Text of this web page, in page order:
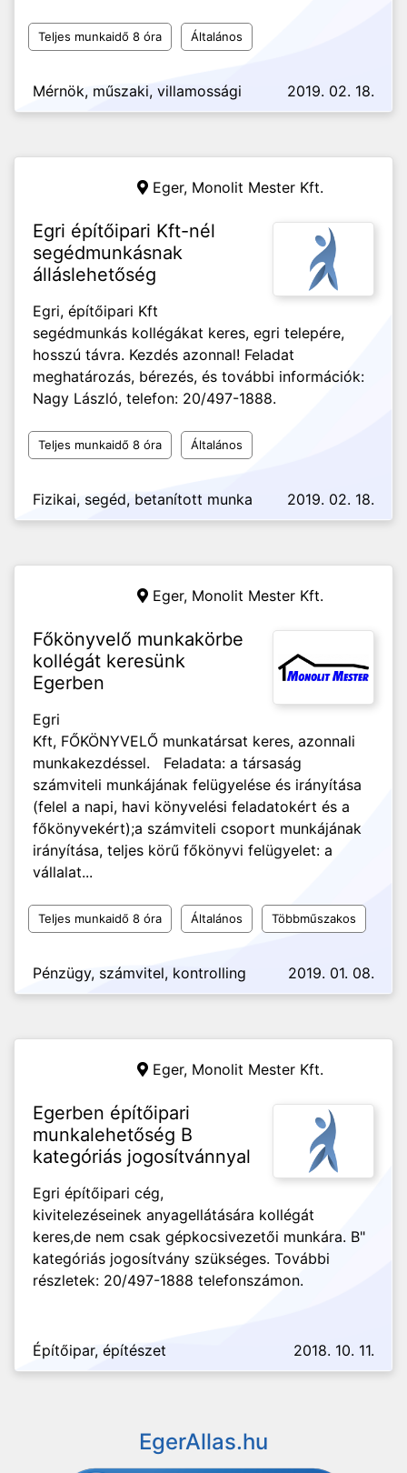
Teljes munkaidő 8 óra Általános
Mérnök, műszaki, villamossági 2019. 02. 18.
Eger, Monolit Mester Kft.
Egri építőipari Kft-nél
segédmunkásnak
álláslehetőség
Egri, építőipari Kft
segédmunkás kollégákat keres, egri telepére,
hosszú távra. Kezdés azonnal! Feladat
meghatározás, bérezés, és további információk:
Nagy László, telefon: 20/497-1888.
Teljes munkaidő 8 óra Általános
Fizikai, segéd, betanított munka 2019. 02. 18.
Eger, Monolit Mester Kft.
Főkönyvelő munkakörbe
kollégát keresünk
Egerben
Egri
Kft, FŐKÖNYVELŐ munkatársat keres, azonnali
munkakezdéssel. Feladata: a társaság
számviteli munkájának felügyelése és irányítása
(felel a napi, havi könyvelési feladatokért és a
főkönyvekért);a számviteli csoport munkájának
irányítása, teljes körű főkönyvi felügyelet: a
vállalat...
Teljes munkaidő 8 óra Általános Többműszakos
Pénzügy, számvitel, kontrolling 2019. 01. 08.
Eger, Monolit Mester Kft.
Egerben építőipari
munkalehetőség B
kategóriás jogosítvánnyal
Egri építőipari cég,
kivitelezéseinek anyagellátására kollégát
keres,de nem csak gépkocsivezetői munkára. B"
kategóriás jogosítvány szükséges. További
részletek: 20/497-1888 telefonszámon.
Építőipar, építészet 2018. 10. 11.
EgerAllas.hu